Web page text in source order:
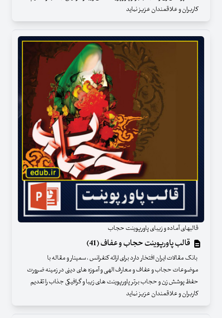
کاربران و علاقمندان عزیز نماید
قالبهای آماده و زیبای پاورپوینت حجاب
قالب پاورپوینت حجاب و عفاف (41)
بانک مقالات ایران افتخار دارد برای ارائه کنفرانس ، سمینار و مقاله با
موضوعات حجاب و عفاف و معارف الهی و آموزه های دینی در زمینه ضرورت
حفظ پوشش زن و حجاب برتر پاورپوینت های زیبا و گرافیکی جذاب را تقدیم
کاربران و علاقمندان عزیز نماید